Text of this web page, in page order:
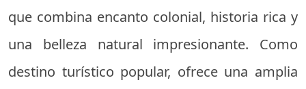
que combina encanto colonial, historia rica y
una belleza natural impresionante. Como
destino turístico popular, ofrece una amplia